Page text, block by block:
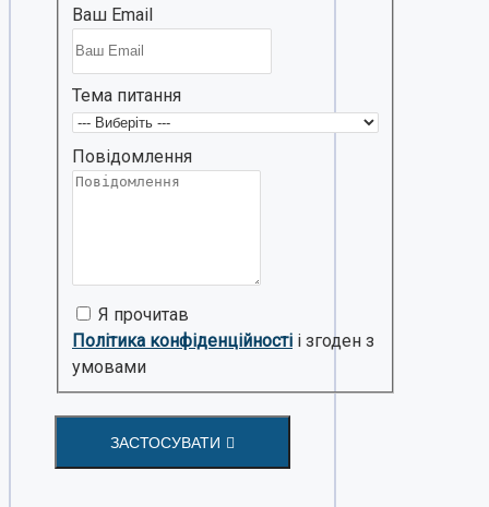
Ваш Email
Тема питання
Повідомлення
Я прочитав
Політика конфіденційності і згоден з
умовами
ЗАСТОСУВАТИ